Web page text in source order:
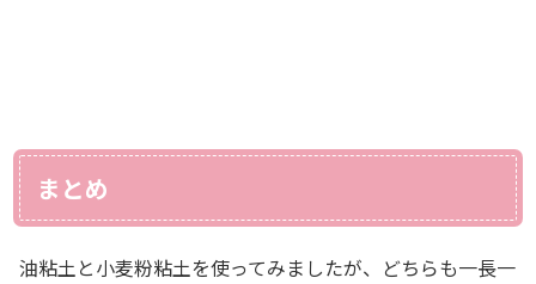
まとめ
油粘土と小麦粉粘土を使ってみましたが、どちらも一長一